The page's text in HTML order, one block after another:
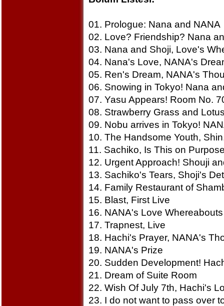
01. Prologue: Nana and NANA
02. Love? Friendship? Nana
03. Nana and Shoji, Love's
04. Nana's Love, NANA's
05. Ren's Dream, NANA's
06. Snowing in Tokyo! Nana
07. Yasu Appears! Room No.
08. Strawberry Grass and
09. Nobu arrives in Tokyo!
10. The Handsome Youth,
11. Sachiko, Is This on
12. Urgent Approach! Shouji
13. Sachiko's Tears, Shoji's
14. Family Restaurant of
15. Blast, First Live
16. NANA's Love Whereabouts
17. Trapnest, Live
18. Hachi's Prayer, NANA's
19. NANA's Prize
20. Sudden Development!
21. Dream of Suite Room
22. Wish Of July 7th, Hachi's
23. I do not want to pass over